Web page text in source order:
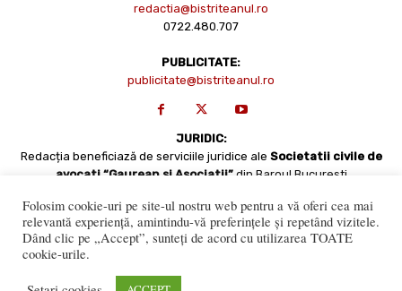
redactia@bistriteanul.ro
0722.480.707
PUBLICITATE:
publicitate@bistriteanul.ro
JURIDIC:
Redacția beneficiază de serviciile juridice ale Societatii civile de
avocati “Gaurean si Asociatii” din Baroul Bucuresti
Folosim cookie-uri pe site-ul nostru web pentru a vă oferi cea mai
relevantă experiență, amintindu-vă preferințele și repetând vizitele.
Dând clic pe „Accept”, sunteți de acord cu utilizarea TOATE
cookie-urile.